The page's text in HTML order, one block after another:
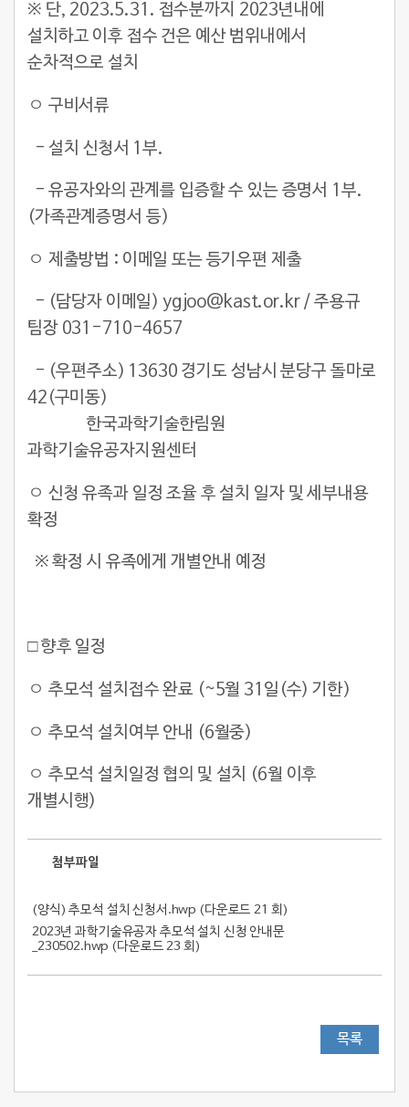
※ 단, 2023.5.31. 접수분까지 2023년내에
설치하고 이후 접수 건은 예산 범위내에서
순차적으로 설치
ㅇ 구비서류
- 설치 신청서 1부.
- 유공자와의 관계를 입증할 수 있는 증명서 1부.
(가족관계증명서 등)
ㅇ 제출방법 : 이메일 또는 등기우편 제출
- (담당자 이메일) ygjoo@kast.or.kr / 주용규
팀장 031-710-4657
- (우편주소) 13630 경기도 성남시 분당구 돌마로
42(구미동)
한국과학기술한림원
과학기술유공자지원센터
ㅇ 신청 유족과 일정 조율 후 설치 일자 및 세부내용
확정
※ 확정 시 유족에게 개별안내 예정
□ 향후 일정
ㅇ 추모석 설치접수 완료 (~5월 31일(수) 기한)
ㅇ 추모석 설치여부 안내 (6월중)
ㅇ 추모석 설치일정 협의 및 설치 (6월 이후
개별시행)
첨부파일
(양식) 추모석 설치 신청서.hwp (다운로드 21 회 )
2023년 과학기술유공자 추모석 설치 신청 안내문
_230502.hwp (다운로드 23 회 )
목록